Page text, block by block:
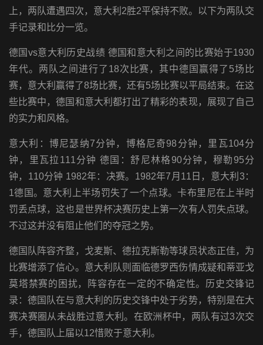
上，两队遭遇四次，意大利2胜2平保持不败。以下为两队交
手记录和比分一览。
德国vs意大利历史战绩 德国和意大利之间的比赛始于1930
年代。两队之间进行了18次比赛，其中德国赢得了5场比
赛，意大利赢得了8场比赛，还有5场比赛以平局结束。在这
些比赛中，德国和意大利都打出了精彩的表现，展现了自己
的实力和风格。
意大利：博尼瑟纳7分钟，博格尼奇98分钟，里瓦104分
钟，里瓦拉111分钟 德国：舒尼林格90分钟，穆勒95分
钟，110分钟 1982年：决赛。1982年7月11日，意大利3：
1德国。意大利上半场罚失了一个点球。卡布里尼在上半时
罚丢点球，这也是世界杯决赛历史上第一次有人罚失点球。
不过这并没有阻止他们的夺冠之势。
德国队阵容齐整，戈麦斯、德拉克斯勒等球员状态正佳，为
比赛增添了信心。意大利队则面临德罗西伤情成疑和蒂亚戈
莫塔禁赛的困扰，阵容存在一定的不确定性。历史交锋记
录：德国队在与意大利的历史交锋中处于劣势，特别是在大
赛决赛圈从未战胜过意大利。在欧洲杯中，两队有过3次交
手，德国队上届以12惜败于意大利。